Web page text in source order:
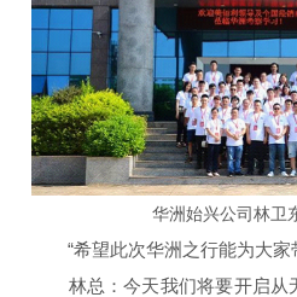
华洲始兴公司林卫
“希望此次华洲之行能为大家
林总：今天我们将要开启从